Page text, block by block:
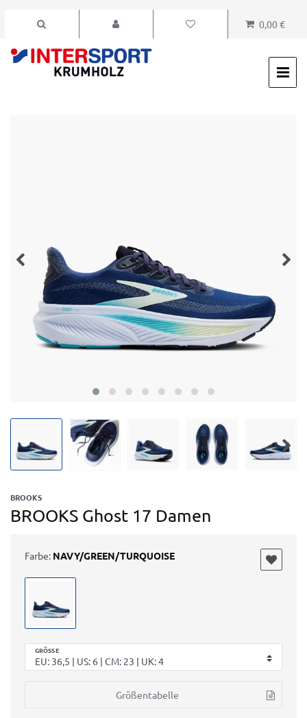
0,00 €
BROOKS
BROOKS Ghost 17 Damen
GRÖSSE
Größentabelle
Farbe: NAVY/GREEN/TURQUOISE